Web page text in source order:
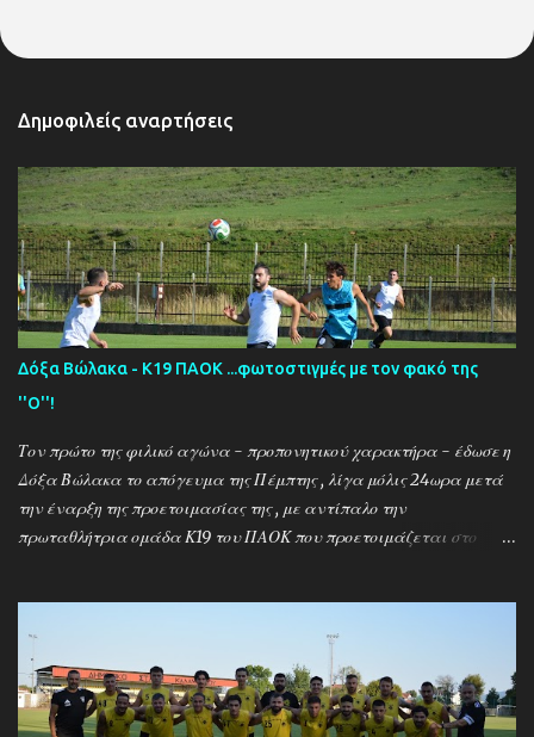
Δημοφιλείς αναρτήσεις
Δόξα Βώλακα - Κ19 ΠΑΟΚ ...φωτοστιγμές με τον φακό της
''Ο''!
Τον πρώτο της φιλικό αγώνα - προπονητικού χαρακτήρα - έδωσε η
Δόξα Βώλακα το απόγευμα της Πέμπτης , λίγα μόλις 24ωρα μετά
την έναρξη της προετοιμασίας της , με αντίπαλο την
πρωταθλήτρια ομάδα Κ19 του ΠΑΟΚ που προετοιμάζεται στο
έχουν ως νέο προπονητή τον Μαροκινό πρώην σταρ του ΠΑΟΚ και
της Νάπολι Ομάρ Ελ Καντουρί! Η αποστολή της Κ19 του ΠΑΟΚ ,
αφού ολοκλήρωσε το πρώτο μέρος των προπονήσεων στη Σουρωτή,